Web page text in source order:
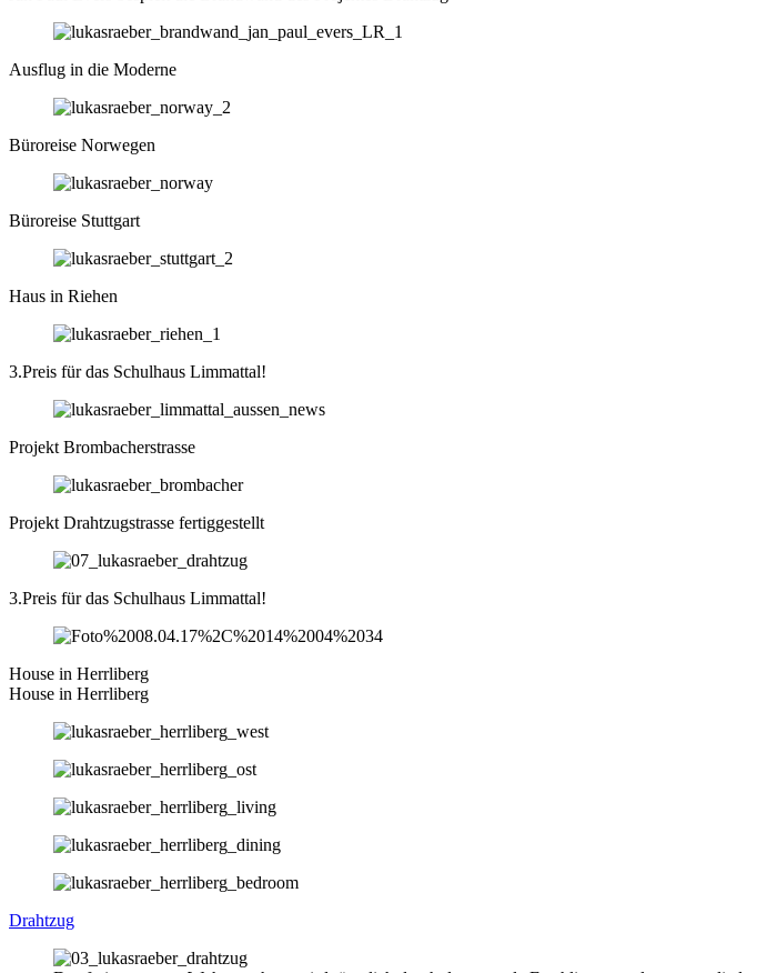
Ausflug in die Moderne
Büroreise Norwegen
Büroreise Stuttgart
Haus in Riehen
3.Preis für das Schulhaus Limmattal!
Projekt Brombacherstrasse
Projekt Drahtzugstrasse fertiggestellt
3.Preis für das Schulhaus Limmattal!
House in Herrliberg
House in Herrliberg
Drahtzug